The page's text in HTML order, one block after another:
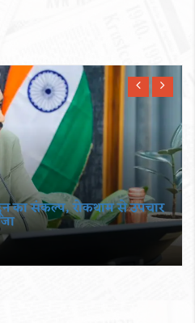
का संकल्प, रोकथाम से उपचार